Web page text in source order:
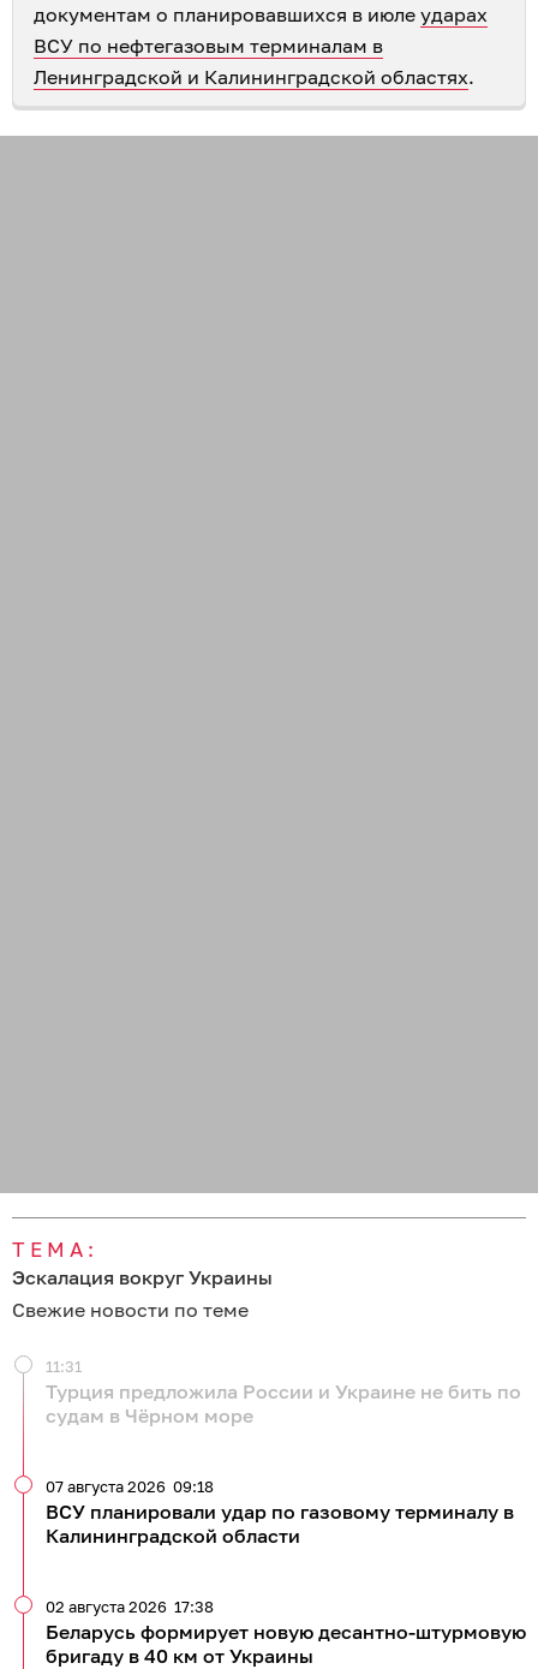
документам о планировавшихся в июле ударах
ВСУ по нефтегазовым терминалам в
Ленинградской и Калининградской областях.
ТЕМА:
Эскалация вокруг Украины
Свежие новости по теме
Турция предложила России и Украине не бить по
судам в Чёрном море
11:31
ВСУ планировали удар по газовому терминалу в
Калининградской области
07 августа 2026 09:18
Беларусь формирует новую десантно-штурмовую
бригаду в 40 км от Украины
02 августа 2026 17:38